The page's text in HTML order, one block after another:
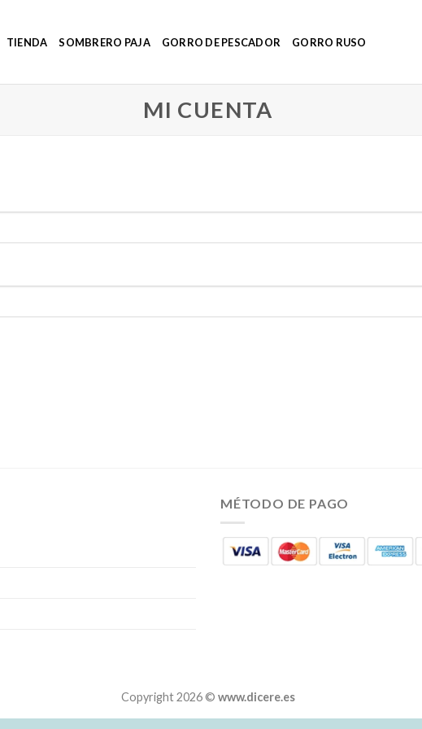
TIENDA SOMBRERO PAJA GORRO DE PESCADOR GORRO RUSO
MI CUENTA
MÉTODO DE PAGO
Copyright 2026 © www.dicere.es